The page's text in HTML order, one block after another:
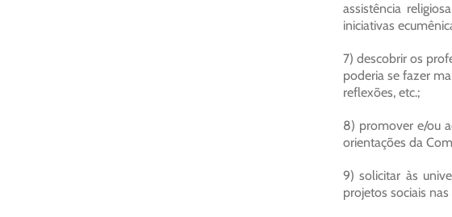
assistência
iniciativas
7) descobrir os
poderia se fazer
reflexões, etc.;
8) promover e/ou
orientações da
9) solicitar às
projetos sociais